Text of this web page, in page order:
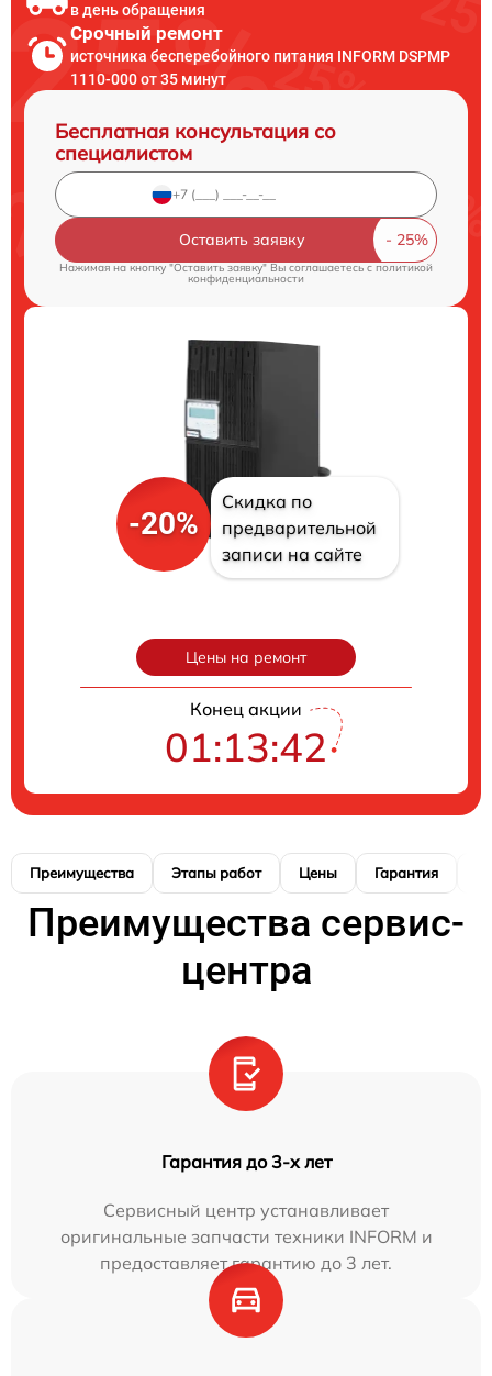
в день обращения
Срочный ремонт
источника бесперебойного питания INFORM DSPMP
1110-000 от 35 минут
Бесплатная консультация со
специалистом
Оставить заявку
Нажимая на кнопку "Оставить заявку" Вы соглашаетесь cполитикой
конфиденциальности
-20%
Скидка по
предварительной
записи на сайте
Цены на ремонт
Конец акции
01:13:41
Преимущества Этапы работ Цены Гарантия
Преимущества сервис-
центра
Гарантия до 3-х лет
Сервисный центр устанавливает
оригинальные запчасти техники INFORM и
предоставляет гарантию до 3 лет.